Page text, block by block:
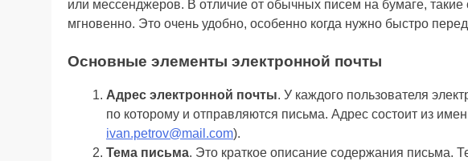
или мессенджеров. В отличие от обычных писем на бумаге,
мгновенно. Это очень удобно, особенно когда нужно быстро
Основные элементы электронной почты
Адрес электронной почты. У каждого пользователя
по которому и отправляются письма. Адрес состоит из
ivan.petrov@mail.com).
Тема письма. Это краткое описание содержания письма.